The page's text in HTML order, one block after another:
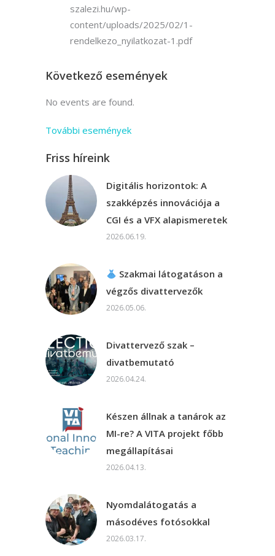
szalezi.hu/wp-
content/uploads/2025/02/1-
rendelkezo_nyilatkozat-1.pdf
Következő események
No events are found.
További események
Friss híreink
Digitális horizontok: A
szakképzés innovációja a
CGI és a VFX alapismeretek
2026.06.19.
Szakmai látogatáson a
végzős divattervezők
2026.05.06.
Divattervező szak –
divatbemutató
2026.04.24.
Készen állnak a tanárok az
MI-re? A VITA projekt főbb
megállapításai
2026.04.13.
Nyomdalátogatás a
másodéves fotósokkal
2026.03.17.